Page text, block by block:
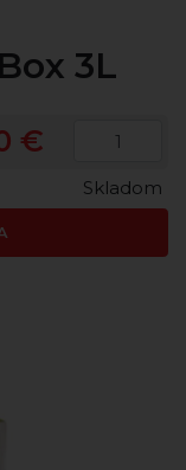
3L
€
Skladom